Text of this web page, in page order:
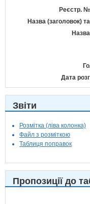
Реєстр. №
Назва (заголовок)
Дата
Звіти
Розмітка (ліва колонка)
Файл з розміткою
Таблиця поправок
Пропозиції до